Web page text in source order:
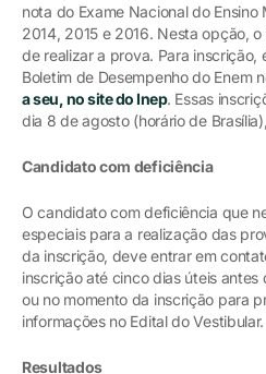
nota do Exame Nacional do
2014, 2015 e 2016. Nesta opção,
de realizar a prova. Para inscrição,
Boletim de Desempenho do Enem
a seu, no site do Inep. Essas
dia 8 de agosto (horário de
Candidato com deficiência
O candidato com deficiência que
especiais para a realização das
da inscrição, deve entrar em
inscrição até cinco dias úteis
ou no momento da inscrição para
informações no Edital do Vestibular.
Resultados